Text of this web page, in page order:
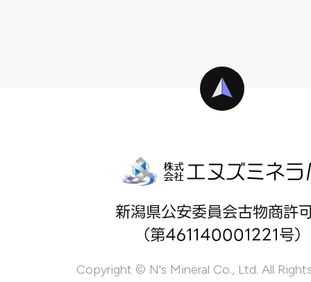
新潟県公安委員会古物商許
（第461140001221号）
Copyright © N's Mineral Co., Ltd. All